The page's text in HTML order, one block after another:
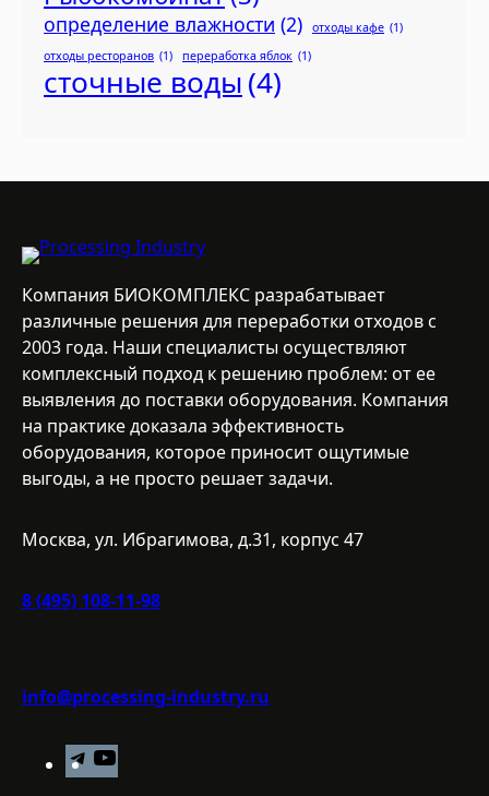
определение влажности (2) отходы кафе (1)
отходы ресторанов (1) переработка яблок (1)
сточные воды(4)
Компания БИОКОМПЛЕКС разрабатывает
различные решения для переработки отходов с
2003 года. Наши специалисты осуществляют
комплексный подход к решению проблем: от ее
выявления до поставки оборудования. Компания
на практике доказала эффективность
оборудования, которое приносит ощутимые
выгоды, а не просто решает задачи.
Москва, ул. Ибрагимова, д.31, корпус 47
8 (495) 108-11-98
info@processing-industry.ru
T
e
o